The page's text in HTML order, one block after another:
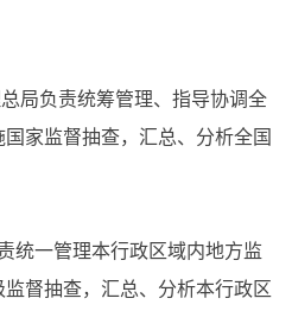
局负责统筹管理、指导协调全
家监督抽查，汇总、分析全国
统一管理本行政区域内地方监
督抽查，汇总、分析本行政区